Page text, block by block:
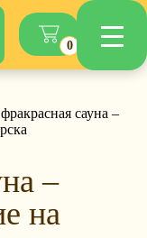
0
сауна –
–
на